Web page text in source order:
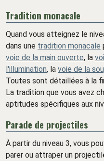
Tradition monacale
Quand vous atteignez le
dans une tradition monacale
voie de la main ouverte, la
l'illumination, la voie de la
Toutes sont détaillées à la
La tradition que vous avez
aptitudes spécifiques aux
Parade de projectiles
À partir du niveau 3, vous
parer ou attraper un